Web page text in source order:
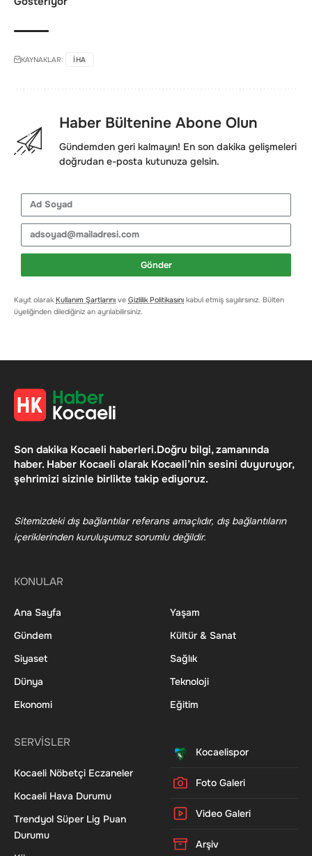
KAYNAKLAR: IHA
Haber Bültenine Abone Olun
Gündemden geri kalmayın! En son dakika gelişmeleri
doğrudan e-posta kutunuza gelsin.
Gönder
Kayıt olarak Kullanım Şartlarını ve Gizlilik Politikasını kabul etmiş sayılırsınız. Bülten
üyeliğinden dilediğiniz an ayrılabilirsiniz.
Son dakika Kocaeli haberleri.Doğru bilgi, zamanında
haber. Haber Kocaeli olarak Kocaeli’nin sesini duyuruyor,
şehrimizi sizinle birlikte takip ediyoruz.
Sitemizdeki dış bağlantılar referans amaçlıdır, dış bağlantıların
içeriklerinden kuruluşumuz sorumlu değildir.
KONULAR
Ana Sayfa
Gündem
Siyaset
Dünya
Ekonomi
Yaşam
Kültür & Sanat
Sağlık
Teknoloji
Eğitim
SERVİSLER
Kocaeli Nöbetçi Eczaneler
Kocaeli Hava Durumu
Trendyol Süper Lig Puan
Durumu
Kocaelispor
Foto Galeri
Video Galeri
Arşiv